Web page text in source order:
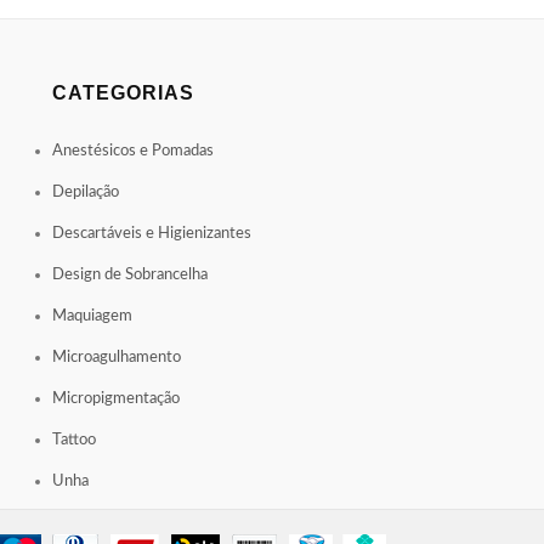
CATEGORIAS
Anestésicos e Pomadas
Depilação
Descartáveis e Higienizantes
Design de Sobrancelha
Maquiagem
Microagulhamento
Micropigmentação
Tattoo
Unha